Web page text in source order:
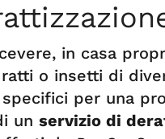
in casa
o insetti di
per una
un servizio di